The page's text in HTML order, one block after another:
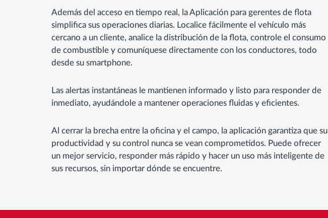
Además del acceso en tiempo real, la Aplicación para gerentes de flota
simplifica sus operaciones diarias. Localice fácilmente el vehículo más
cercano a un cliente, analice la distribución de la flota, controle el consumo
de combustible y comuníquese directamente con los conductores, todo
desde su smartphone.
Las alertas instantáneas le mantienen informado y listo para responder de
inmediato, ayudándole a mantener operaciones fluidas y eficientes.
Al cerrar la brecha entre la oficina y el campo, la aplicación garantiza que su
productividad y su control nunca se vean comprometidos. Puede ofrecer
un mejor servicio, responder más rápido y hacer un uso más inteligente de
sus recursos, sin importar dónde se encuentre.